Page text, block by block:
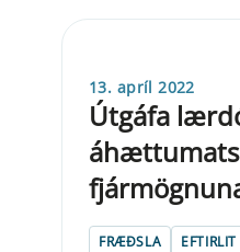
13. apríl 2022
Útgáfa
FRÆÐSLA